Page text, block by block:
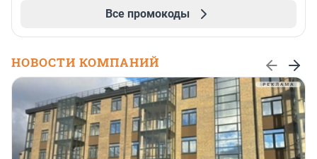
Все промокоды
НОВОСТИ КОМПАНИЙ